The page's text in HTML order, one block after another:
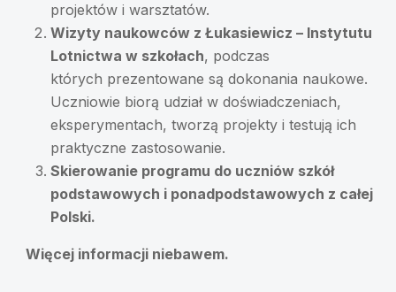
projektów i warsztatów.
Wizyty naukowców z Łukasiewicz – Instytutu
Lotnictwa w szkołach, podczas
których prezentowane są dokonania naukowe.
Uczniowie biorą udział w doświadczeniach,
eksperymentach, tworzą projekty i testują ich
praktyczne zastosowanie.
Skierowanie programu do uczniów szkół
podstawowych i ponadpodstawowych z całej
Polski.
Więcej informacji niebawem.